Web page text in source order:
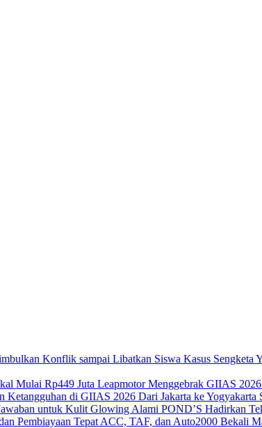
Kasus Sengketa
Leapmotor Menggebrak GIIAS
Dari Jakarta ke
POND’S Hadirkan
ACC, TAF, dan Auto2000 Bekali